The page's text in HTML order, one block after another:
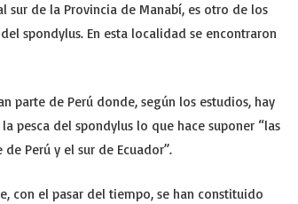
sur de la Provincia de Manabí, es otro de los
spondylus. En esta localidad se encontraron
parte de Perú donde, según los estudios, hay
pesca del spondylus lo que hace suponer “las
Perú y el sur de Ecuador”.
con el pasar del tiempo, se han constituido